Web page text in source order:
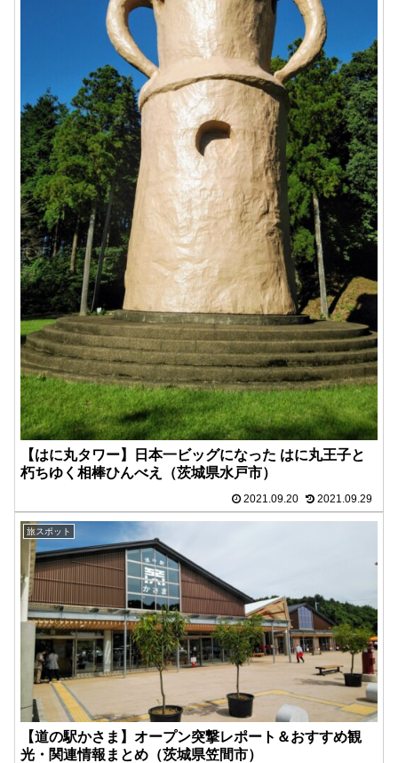
【はに丸タワー】日本一ビッグになった はに丸王子と
朽ちゆく相棒ひんべえ（茨城県水戸市）
2021.09.20 2021.09.29
旅スポット
【道の駅かさま】オープン突撃レポート＆おすすめ観
光・関連情報まとめ（茨城県笠間市）